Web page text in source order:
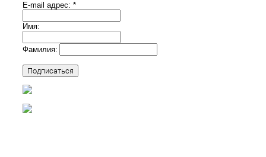
E-mail адрес: *
Имя:
Фамилия: